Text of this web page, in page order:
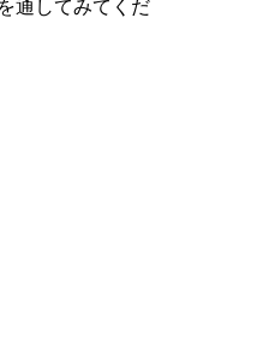
通してみてくだ